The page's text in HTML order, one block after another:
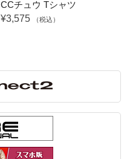
CCチュウ Tシャツ
¥3,575
（税込）